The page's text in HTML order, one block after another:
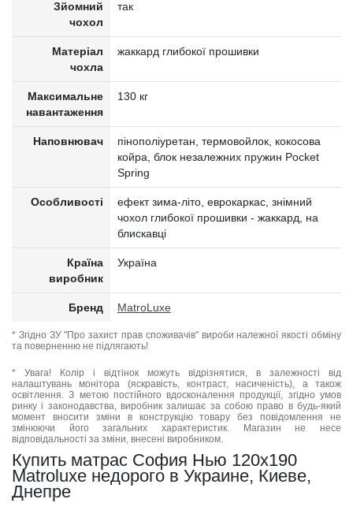
Зйомний
чохол
так
Матеріал
чохла
жаккард глибокої прошивки
Максимальне
навантаження
130 кг
Наповнювач
пінополіуретан, термовойлок, кокосова
койра, блок незалежних пружин Pocket
Spring
Особливості
ефект зима-літо, еврокаркас, знімний
чохол глибокої прошивки - жаккард, на
блискавці
Країна
виробник
Україна
Бренд MatroLuxe
* Згідно ЗУ "Про захист прав споживачів" вироби належної якості обміну
та поверненню не підлягають!
* Увага! Колір і відтінок можуть відрізнятися, в залежності від
налаштувань монітора (яскравість, контраст, насиченість), а також
освітлення. З метою постійного вдосконалення продукції, згідно умов
ринку і законодавства, виробник залишає за собою право в будь-який
момент вносити зміни в конструкцію товару без повідомлення не
змінюючи його загальних характеристик. Магазин не несе
відповідальності за зміни, внесені виробником.
Купить матрас София Нью 120x190
Matroluxe недорого в Украине, Киеве,
Днепре